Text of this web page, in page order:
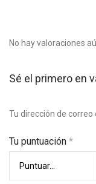
No hay valoraciones
Sé el primero en
Tu dirección de correo
Tu puntuación *